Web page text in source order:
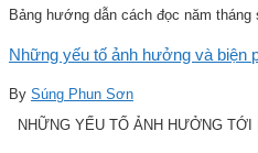
Bảng hướng dẫn cách đọc năm tháng
Những yếu tố ảnh hưởng và biện
By Súng Phun Sơn
NHỮNG YẾU TỐ ẢNH HƯỞNG TỚI